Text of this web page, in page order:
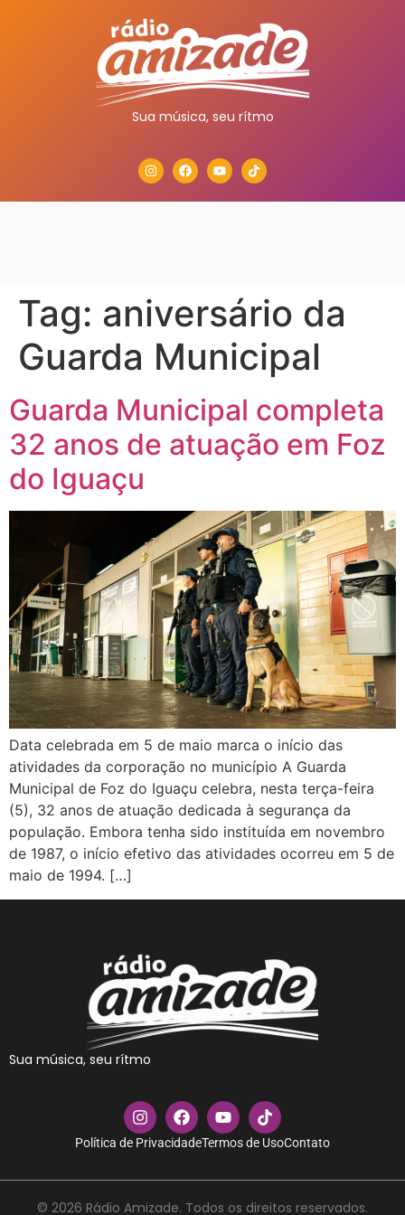
Sua música, seu rítmo
Tag: aniversário da
Guarda Municipal
Guarda Municipal completa
32 anos de atuação em Foz
do Iguaçu
Data celebrada em 5 de maio marca o início das
atividades da corporação no município A Guarda
Municipal de Foz do Iguaçu celebra, nesta terça-feira
(5), 32 anos de atuação dedicada à segurança da
população. Embora tenha sido instituída em novembro
de 1987, o início efetivo das atividades ocorreu em 5 de
maio de 1994. […]
Sua música, seu rítmo
Política de PrivacidadeTermos de UsoContato
© 2026 Rádio Amizade. Todos os direitos reservados.